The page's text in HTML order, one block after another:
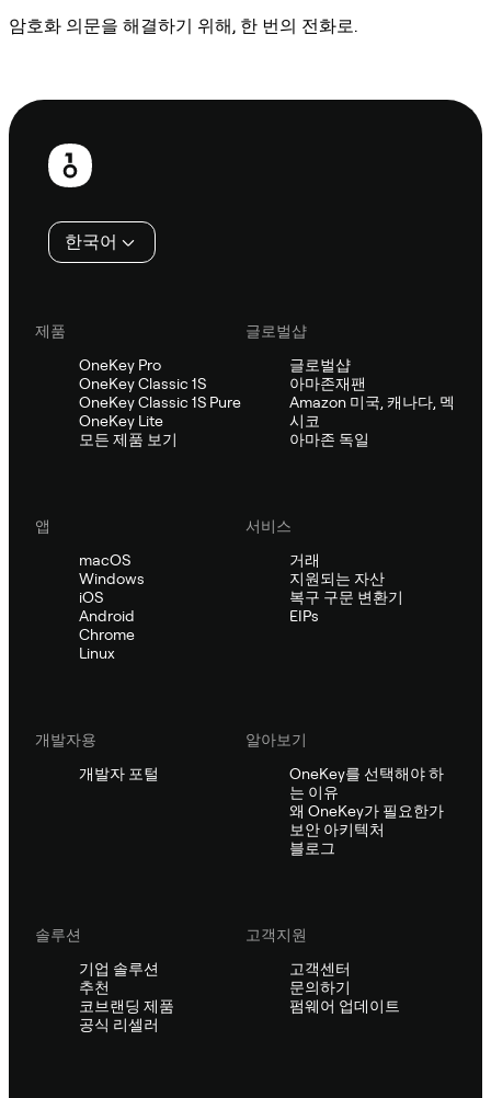
암호화 의문을 해결하기 위해, 한 번의 전화로.
보
한국어
제품
OneKey Pro
OneKey Classic 1S
OneKey Classic 1S Pure
OneKey Lite
모든 제품 보기
글로벌샵
글로벌샵
아마존재팬
Amazon 미국, 캐나다, 멕
시코
아마존 독일
앱
macOS
Windows
iOS
Android
Chrome
Linux
서비스
거래
지원되는 자산
복구 구문 변환기
EIPs
개발자용
개발자 포털
알아보기
OneKey를 선택해야 하
는 이유
왜 OneKey가 필요한가
보안 아키텍처
블로그
솔루션
기업 솔루션
추천
코브랜딩 제품
공식 리셀러
고객지원
고객센터
문의하기
펌웨어 업데이트